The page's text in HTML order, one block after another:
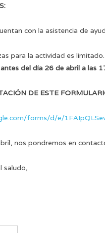
con la asistencia de
para la actividad es
antes del día 26 de abril a las
DE ESTE
forms/d/e/
nos pondremos en
saludo,